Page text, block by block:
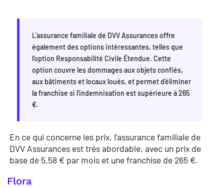
L’assurance familiale de DVV Assurances offre
également des options intéressantes, telles que
l’option Responsabilité Civile Étendue. Cette
option couvre les dommages aux objets confiés,
aux bâtiments et locaux loués, et permet d’éliminer
la franchise si l’indemnisation est supérieure à 265
€.
En ce qui concerne les prix, l’assurance familiale de
DVV Assurances est très abordable, avec un prix de
base de 5,58 € par mois et une franchise de 265 €.
Flora